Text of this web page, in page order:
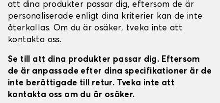
att dina produkter passar dig, eftersom de är
personaliserade enligt dina kriterier kan de inte
återkallas. Om du är osäker, tveka inte att
kontakta oss.
Se till att dina produkter passar dig. Eftersom
de är anpassade efter dina specifikationer är de
inte berättigade till retur. Tveka inte att
kontakta oss om du är osäker.